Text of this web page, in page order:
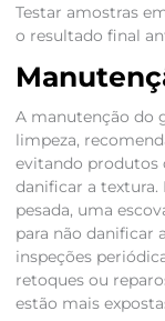
Testar amostras
o resultado final
A manutenção do
limpeza,
evitando produtos
danificar a textura.
pesada, uma
para não danificar
inspeções
retoques ou
estão mais